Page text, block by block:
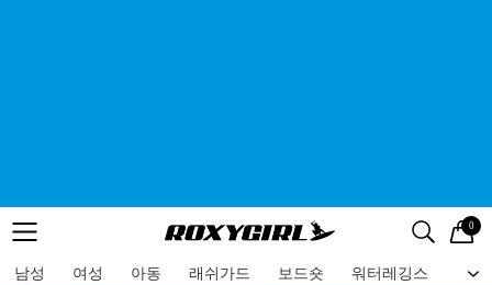
메뉴 검색
로고 0
남성 여성 아동 래쉬가드 보드숏 워터레깅스 비
메뉴